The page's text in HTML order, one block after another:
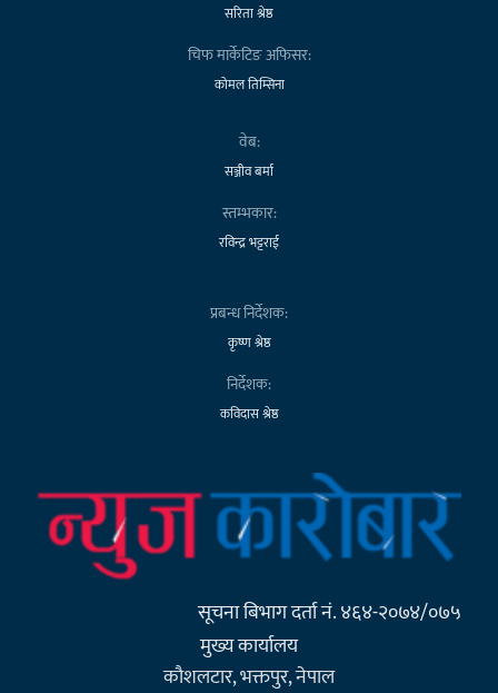
सरिता श्रेष्ठ
चिफ मार्केटिङ अफिसर:
कोमल तिम्सिना
वेब:
सञ्जीव बर्मा
स्तम्भकार:
रविन्द्र भट्टराई
प्रबन्ध निर्देशक:
कृष्ण श्रेष्ठ
निर्देशक:
कविदास श्रेष्ठ
सूचना बिभाग दर्ता नं. ४६४-२०७४/०७५
मुख्य कार्यालय
कौशलटार, भक्तपुर, नेपाल